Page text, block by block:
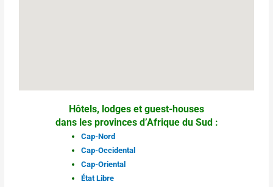
Hôtels, lodges et guest-houses
dans les provinces d’Afrique du Sud :
Cap-Nord
Cap-Occidental
Cap-Oriental
État Libre